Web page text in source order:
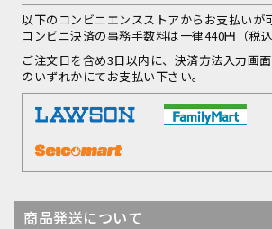
以下のコンビニエンスストアからお支払いが
コンビニ決済の事務手数料は一律440円（税込
ご注文日を含め3日以内に、決済方法入力画
のいずれかにてお支払い下さい。
商品発送について